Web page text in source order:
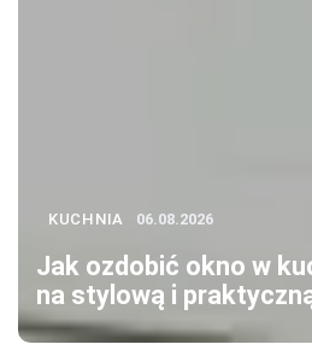
KUCHNIA 06.08.2026
Jak ozdobić okno w
na stylową i